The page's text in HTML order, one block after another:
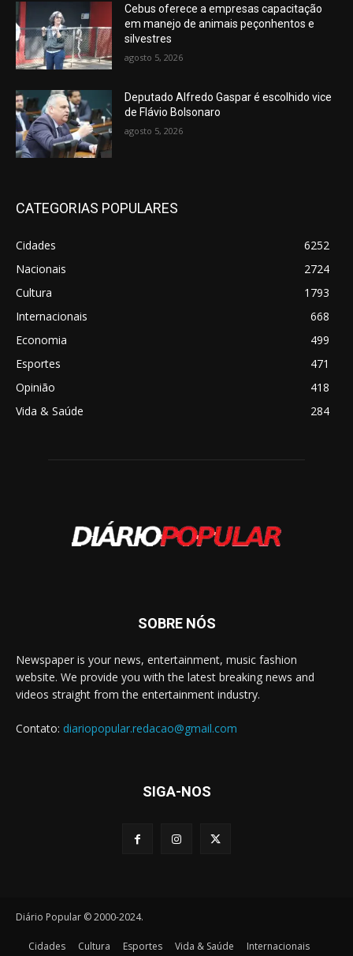
Cebus oferece a empresas capacitação
em manejo de animais peçonhentos e
silvestres
agosto 5, 2026
Deputado Alfredo Gaspar é escolhido vice
de Flávio Bolsonaro
agosto 5, 2026
CATEGORIAS POPULARES
Cidades
6252
Nacionais
2724
Cultura
1793
Internacionais
668
Economia
499
Esportes
471
Opinião
418
Vida & Saúde
284
SOBRE NÓS
Newspaper is your news, entertainment, music fashion
website. We provide you with the latest breaking news and
videos straight from the entertainment industry.
Contato: diariopopular.redacao@gmail.com
SIGA-NOS
Diário Popular © 2000-2024.
Cidades Cultura Esportes Vida & Saúde
Internacionais